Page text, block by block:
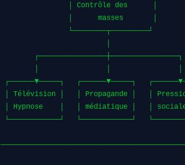
│ Contrôle des      │
│      masses       │
└────────┬─────────┘
┌──────▼─────┐   ┌──────▼─────┐
│ Télévision │   │ Propagande │   │
│ Hypnose    │   │ médiatique │   │
└────────────┘   └────────────┘